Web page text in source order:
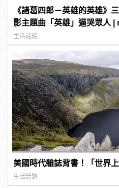
《諸葛四郎－英雄的英雄》
影主題曲「英雄」逼哭眾人
生活話題
美國時代雜誌背書！「世界
生活話題